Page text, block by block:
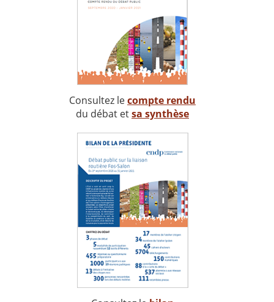
Consultez lecompte rendu
du débat etsa synthèse